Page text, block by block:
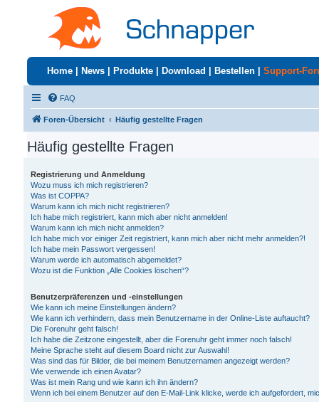
Home News Produkte Download Bestellen Support-
FAQ
Foren-Übersicht Häufig gestellte Fragen
Häufig gestellte Fragen
Registrierung und Anmeldung
Wozu muss ich mich registrieren?
Was ist COPPA?
Warum kann ich mich nicht registrieren?
Ich habe mich registriert, kann mich aber nicht anmelden!
Warum kann ich mich nicht anmelden?
Ich habe mich vor einiger Zeit registriert, kann mich aber nicht mehr anmelden?!
Ich habe mein Passwort vergessen!
Warum werde ich automatisch abgemeldet?
Wozu ist die Funktion „Alle Cookies löschen“?
Benutzerpräferenzen und -einstellungen
Wie kann ich meine Einstellungen ändern?
Wie kann ich verhindern, dass mein Benutzername in der Online-Liste auftaucht?
Die Forenuhr geht falsch!
Ich habe die Zeitzone eingestellt, aber die Forenuhr geht immer noch falsch!
Meine Sprache steht auf diesem Board nicht zur Auswahl!
Was sind das für Bilder, die bei meinem Benutzernamen angezeigt werden?
Wie verwende ich einen Avatar?
Was ist mein Rang und wie kann ich ihn ändern?
Wenn ich bei einem Benutzer auf den E-Mail-Link klicke, werde ich aufgefordert,